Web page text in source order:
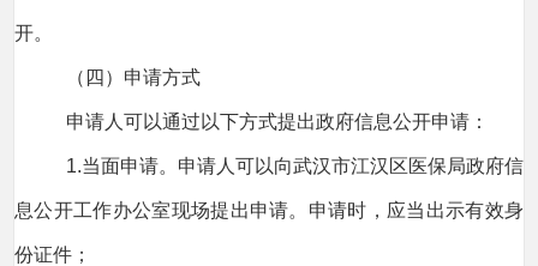
开。
（四）申请方式
申请人可以通过以下方式提出政府信息公开申请：
1.当面申请。申请人可以向武汉市江汉区医保局政府信
息公开工作办公室现场提出申请。申请时，应当出示有效身
份证件；